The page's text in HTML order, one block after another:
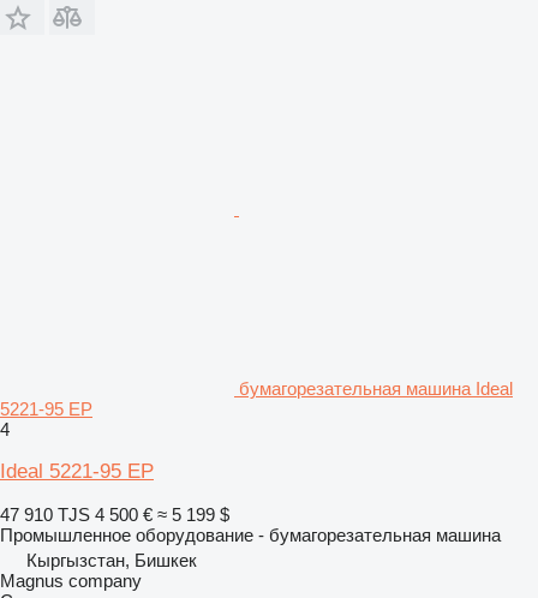
бумагорезательная машина Ideal
5221-95 EP
4
Ideal 5221-95 EP
47 910 TJS 4 500 € ≈ 5 199 $
Промышленное оборудование - бумагорезательная машина
Кыргызстан, Бишкек
Magnus company